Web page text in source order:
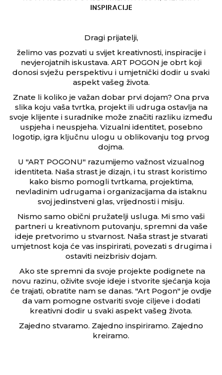
INSPIRACIJE
Dragi prijatelji,
želimo vas pozvati u svijet kreativnosti, inspiracije i
nevjerojatnih iskustava. ART POGON je obrt koji
donosi svježu perspektivu i umjetnički dodir u svaki
aspekt vašeg života.
Znate li koliko je važan dobar prvi dojam? Ona prva
slika koju vaša tvrtka, projekt ili udruga ostavlja na
svoje klijente i suradnike može značiti razliku između
uspjeha i neuspjeha. Vizualni identitet, posebno
logotip, igra ključnu ulogu u oblikovanju tog prvog
dojma.
U "ART POGONU" razumijemo važnost vizualnog
identiteta. Naša strast je dizajn, i tu strast koristimo
kako bismo pomogli tvrtkama, projektima,
nevladinim udrugama i organizacijama da istaknu
svoj jedinstveni glas, vrijednosti i misiju.
Nismo samo obični pružatelji usluga. Mi smo vaši
partneri u kreativnom putovanju, spremni da vaše
ideje pretvorimo u stvarnost. Naša strast je stvarati
umjetnost koja će vas inspirirati, povezati s drugima i
ostaviti neizbrisiv dojam.
Ako ste spremni da svoje projekte podignete na
novu razinu, oživite svoje ideje i stvorite sjećanja koja
će trajati, obratite nam se danas. "Art Pogon" je ovdje
da vam pomogne ostvariti svoje ciljeve i dodati
kreativni dodir u svaki aspekt vašeg života.
Zajedno stvaramo. Zajedno inspiriramo. Zajedno
kreiramo.